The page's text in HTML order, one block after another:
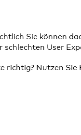
Sie können
schlechten User
richtig? Nutzen